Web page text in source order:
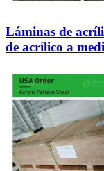
Láminas de
de acrílico a